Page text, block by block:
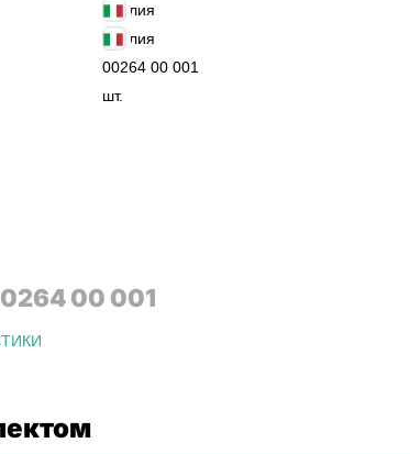
Италия
Италия
00264 00 001
шт.
00 001